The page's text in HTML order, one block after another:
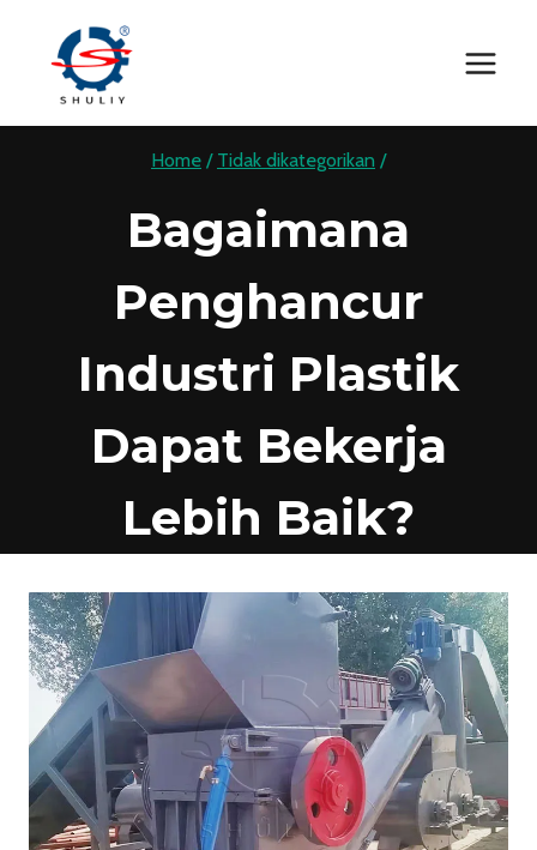
content
Home / Tidak dikategorikan /
Bagaimana
Penghancur
Industri Plastik
Dapat Bekerja
Lebih Baik?